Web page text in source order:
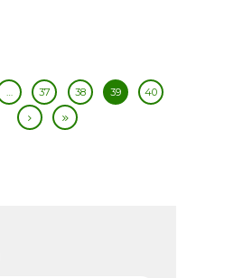
… 37 38 39 40